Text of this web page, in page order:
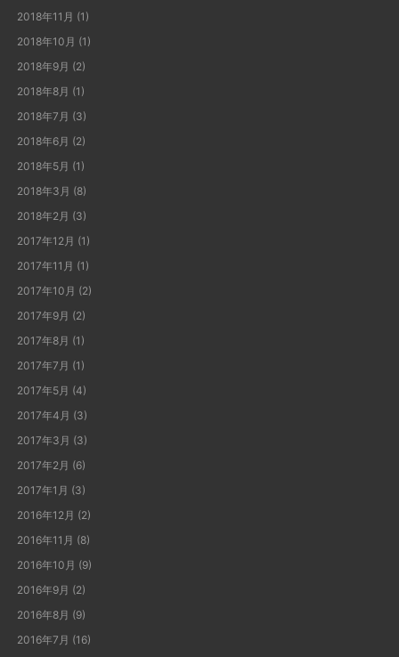
2018年11月 (1)
2018年10月 (1)
2018年9月 (2)
2018年8月 (1)
2018年7月 (3)
2018年6月 (2)
2018年5月 (1)
2018年3月 (8)
2018年2月 (3)
2017年12月 (1)
2017年11月 (1)
2017年10月 (2)
2017年9月 (2)
2017年8月 (1)
2017年7月 (1)
2017年5月 (4)
2017年4月 (3)
2017年3月 (3)
2017年2月 (6)
2017年1月 (3)
2016年12月 (2)
2016年11月 (8)
2016年10月 (9)
2016年9月 (2)
2016年8月 (9)
2016年7月 (16)